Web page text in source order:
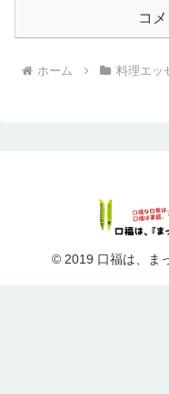
コ
ホーム 料理エッ
© 2019 口福は、ま